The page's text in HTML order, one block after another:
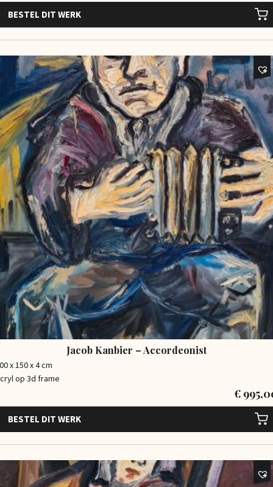
BESTEL DIT WERK
Jacob Kanbier – Accordeonist
x 150 x 4 cm
op 3d frame
€
BESTEL DIT WERK